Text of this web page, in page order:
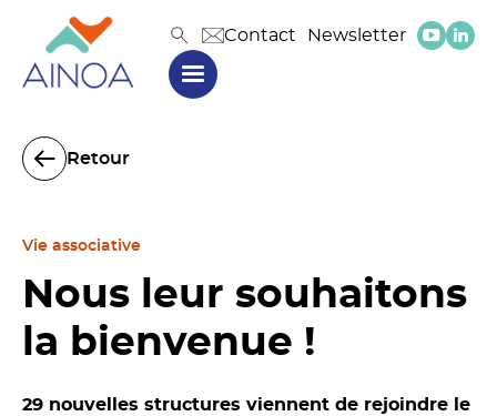
Contact Newsletter
Retour
Vie associative
Nous leur souhaitons
la bienvenue !
29 nouvelles structures viennent de rejoindre le